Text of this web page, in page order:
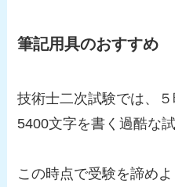
筆記用具のおすすめ
技術士二次試験では、
5400文字を書く過酷な試
この時点で受験を諦め